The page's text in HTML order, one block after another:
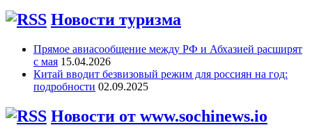
Новости туризма
Прямое авиасообщение между РФ и Абхазией расширят
с мая 15.04.2026
Китай вводит безвизовый режим для россиян на год:
подробности 02.09.2025
Новости от www.sochinews.io